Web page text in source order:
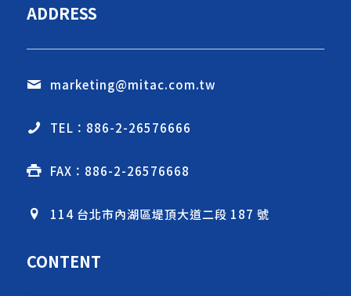
ADDRESS
marketing@mitac.com.tw
TEL：886-2-26576666
FAX：886-2-26576668
114 台北市內湖區堤頂大道二段 187 號
CONTENT